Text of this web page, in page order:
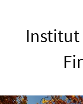
Institut